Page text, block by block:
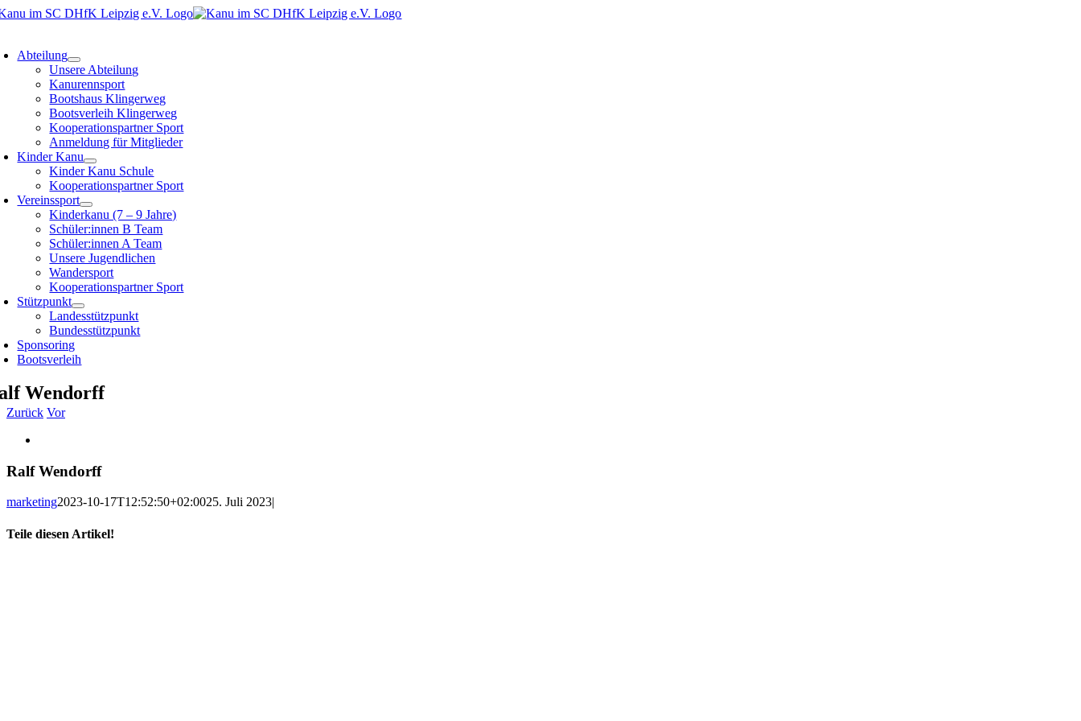
Zum
Abteilung
Unsere Abteilung
Kanurennsport
Bootshaus Klingerweg
Bootsverleih Klingerweg
Kooperationspartner Sport
Anmeldung für Mitglieder
Kinder Kanu
Kinder Kanu Schule
Kooperationspartner Sport
Vereinssport
Kinderkanu (7 – 9 Jahre)
Schüler:innen B Team
Schüler:innen A Team
Unsere Jugendlichen
Wandersport
Kooperationspartner Sport
Stützpunkt
Landesstützpunkt
Bundesstützpunkt
Sponsoring
Bootsverleih
Wendorff
Zurück Vor
Bild
Ralf Wendorff
marketing2023-10-17T12:52:50+02:0025. Juli 2023|
Teile diesen Artikel!